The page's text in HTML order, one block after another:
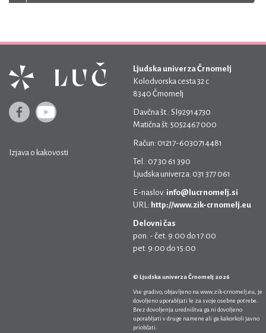
Izjava o kakovosti
Ljudska univerza Črnomelj
Kolodvorska cesta 32 c
8340 Črnomelj
Davčna št.: SI92914730
Matična št: 5052467 000
Račun: 01217-6030714481
Tel.: 07 30 61 390
Ljudska univerza: 031 377 061
E-naslov: info@lucrnomelj.si
URL: http://www.zik-crnomelj.eu
Delovni čas
pon. - čet. 9:00 do 17:00
pet. 9:00 do 15:00
© Ljudska univerza Črnomelj 2026
Vse gradivo, objavljeno na www.zik-crnomelj.eu , je
dovoljeno uporabljati le za svoje osebne potrebe.
Brez dovoljenja uredništva ga ni dovoljeno
uporabljati v druge namene ali ga kakorkoli javno
priobčati.